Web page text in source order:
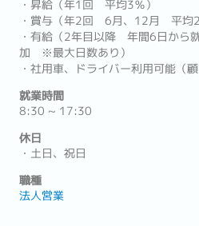
・昇給（年1回 平均3％）
・賞与（年2回 6月、12月 平均2
・有給（2年目以降 年間6日から
加 ※最大日数あり）
・社用車、ドライバー利用可能（顧
就業時間
8:30 ~ 17:30
休日
・土日、祝日
職種
法人営業